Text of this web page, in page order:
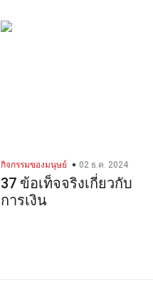
กิจกรรมของมนุษย์ 02 ธ.ค. 2024
37 ข้อเท็จจริงเกี่ยวกับ
การเงิน